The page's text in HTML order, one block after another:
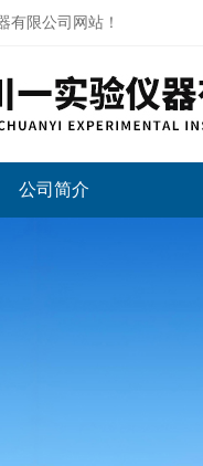
有限公司网站！
公司简介